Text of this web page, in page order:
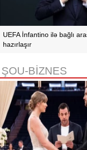
UEFA İnfantino ilə bağlı
hazırlaşır
ŞOU-BİZNES